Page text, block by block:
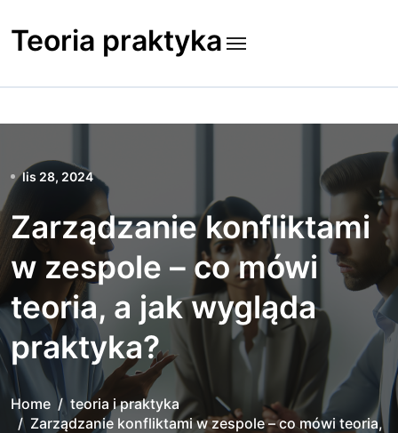
to
content
Teoria praktyka
lis 28, 2024
Zarządzanie konfliktami
w zespole – co mówi
teoria, a jak wygląda
praktyka?
Home
teoria i praktyka
Zarządzanie konfliktami w zespole – co mówi teoria,